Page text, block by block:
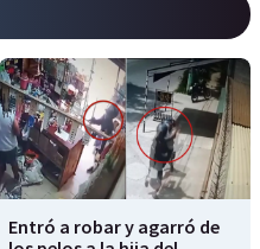
Entró a robar y agarró de